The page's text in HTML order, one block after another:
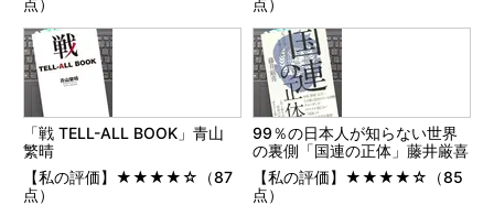
点） 点）
「戦 TELL-ALL BOOK」青山
繁晴
【私の評価】★★★★☆（87
点）
99％の日本人が知らない世界
の裏側「国連の正体」藤井厳喜
【私の評価】★★★★☆（85
点）